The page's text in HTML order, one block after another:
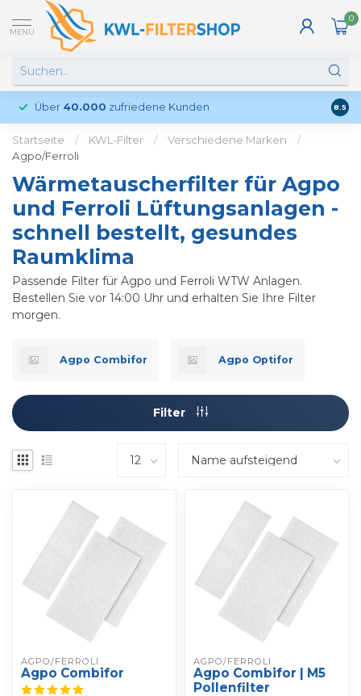
MENU
0
Über 40.000 zufriedene Kunden 8.5
Startseite / KWL-Filter / Verschiedene Marken
/
Agpo/Ferroli
Wärmetauscherfilter für Agpo
und Ferroli Lüftungsanlagen -
schnell bestellt, gesundes
Raumklima
Passende Filter für Agpo und Ferroli WTW Anlagen.
Bestellen Sie vor 14:00 Uhr und erhalten Sie Ihre Filter
morgen.
Agpo Combifor Agpo Optifor
Filter
AGPO/FERROLI
Agpo Combifor
AGPO/FERROLI
Agpo Combifor | M5
Pollenfilter